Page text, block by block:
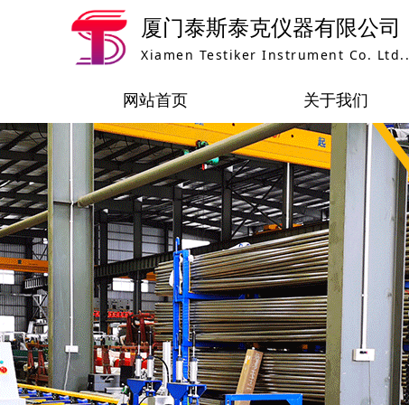
厦门泰斯泰克仪器有限公司
Xiamen Testiker Instrument Co. Ltd..
网站首页 关于我们